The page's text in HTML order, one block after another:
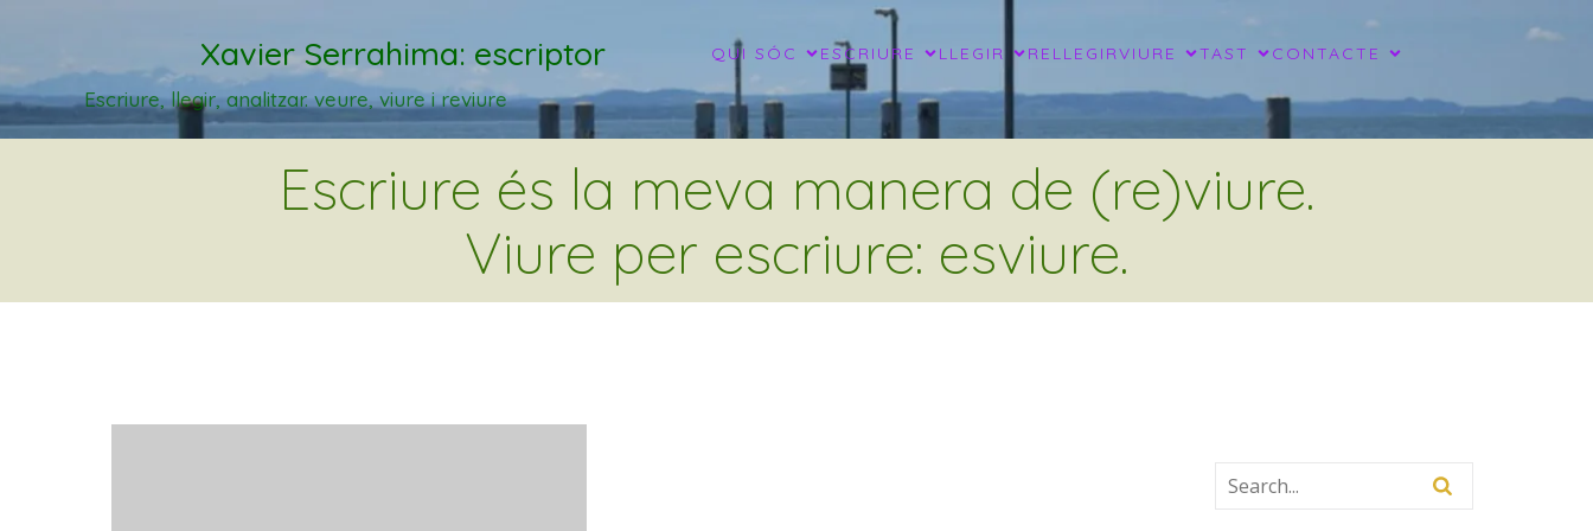
Xavier Serrahima: escriptor QUI SÓC ESCRIURE LLEGIR RELLEGIRVIURE TAST CONTACTE
Escriure, llegir, analitzar. veure, viure i reviure
Escriure és la meva manera de (re)viure.
Viure per escriure: esviure.